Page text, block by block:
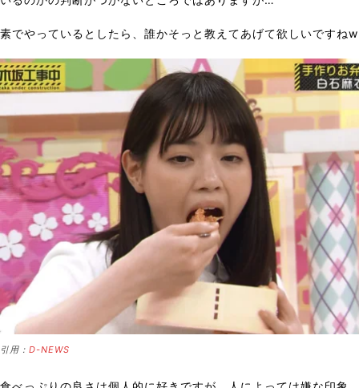
素でやっているとしたら、誰かそっと教えてあげて欲しいですねw
引用： D-NEWS